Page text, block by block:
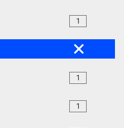
1
1
1